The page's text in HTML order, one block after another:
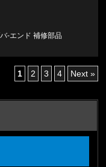
-エンド 補修部品
1 2 3 4 Next »